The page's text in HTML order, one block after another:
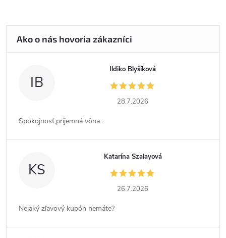
IB
Ildiko Blyšíková
28.7.2026
Spokojnosť,príjemná vôna...
KS
Katarína Szalayová
26.7.2026
Nejaký zľavový kupón nemáte?